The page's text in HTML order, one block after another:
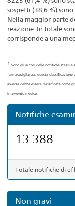
sospetti (38,6 %)
Nella maggior parte
reazione. In totale
corrisponde a una
1 Sono gli autori delle notifiche stessi a
farmacovigilanza, questa classificazione
avversa debba essere classificata come
intervento medico.
Notifiche
13 388
Totale notifiche di
Non gravi